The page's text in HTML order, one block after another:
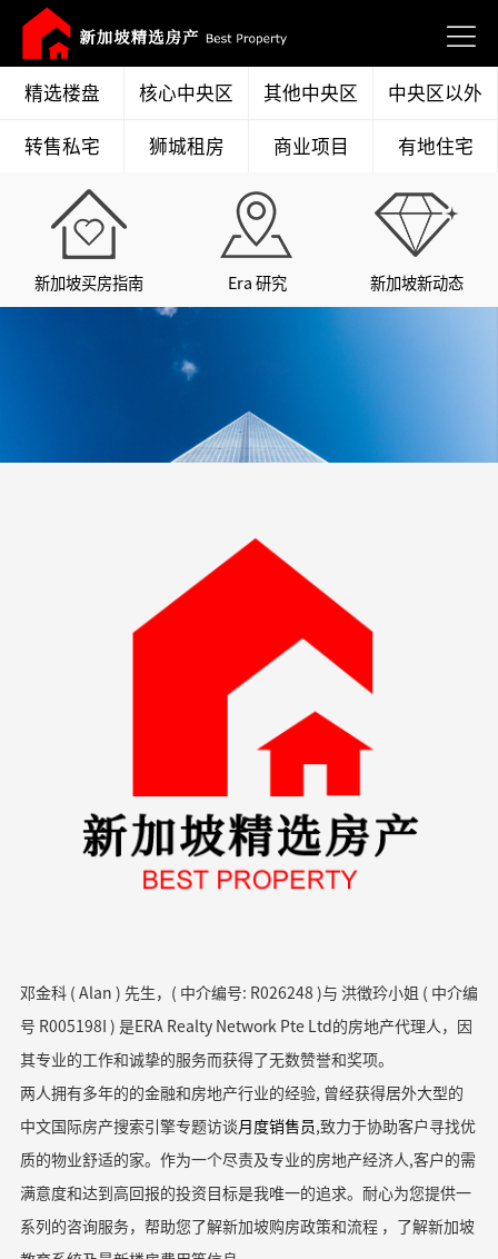
精选楼盘 核心中央区 其他中央区
中央区以外
转售私宅
狮城租房 商业项目 有地住宅
新加坡买房指南 Era 研究 新加坡新动态
邓金科 ( Alan ) 先生，( 中介编号: R026248 )与 洪徴玪小姐 ( 中介编
号 R005198I ) 是ERA Realty Network Pte Ltd的房地产代理人，因
其专业的工作和诚挚的服务而获得了无数赞誉和奖项。
两人拥有多年的的金融和房地产行业的经验, 曾经获得居外大型的
中文国际房产搜索引擎专题访谈月度销售员,致力于协助客户寻找优
质的物业舒适的家。作为一个尽责及专业的房地产经济人,客户的需
满意度和达到高回报的投资目标是我唯一的追求。耐心为您提供一
系列的咨询服务，帮助您了解新加坡购房政策和流程 ，了解新加坡